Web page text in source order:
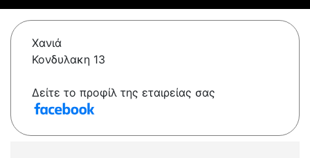
Χανιά
Κονδυλακη 13
Δείτε το προφίλ της εταιρείας σας